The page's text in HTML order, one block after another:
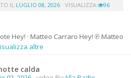
IL:LUGLIO 08, 2026 VISUALIZZA: 96
Hey! · Matteo Carraro Hey! ℗ Matteo
altre
calda